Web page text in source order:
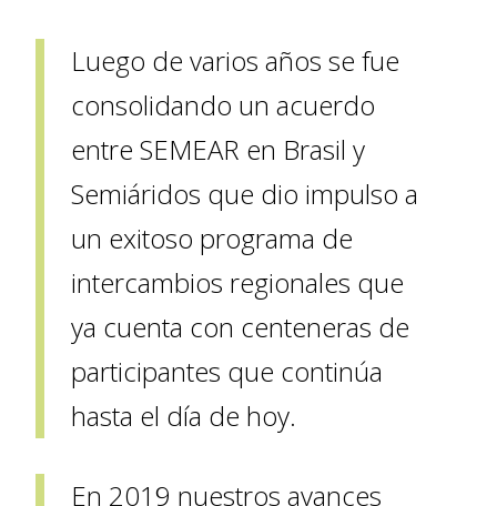
Luego de varios años se fue
consolidando un acuerdo
entre SEMEAR en Brasil y
Semiáridos que dio impulso a
un exitoso programa de
intercambios regionales que
ya cuenta con centeneras de
participantes que continúa
hasta el día de hoy.
En 2019 nuestros avances